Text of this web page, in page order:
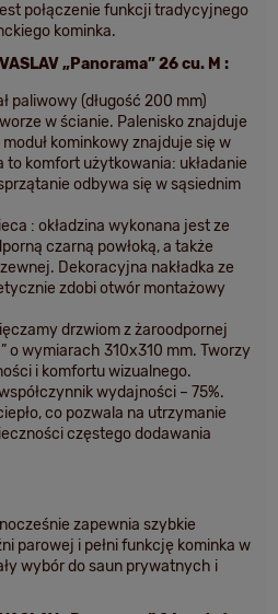
połączenie funkcji tradycyjnego
kominka.
„Panorama” 26 cu. M :
paliwowy (długość 200 mm)
w ścianie. Palenisko znajduje
kominkowy znajduje się w
to komfort użytkowania: układanie
odbywa się w sąsiednim
: okładzina wykonana jest ze
czarną powłoką, a także
Dekoracyjna nakładka ze
zdobi otwór montażowy
drzwiom z żaroodpornej
o wymiarach 310x310 mm. Tworzy
i komfortu wizualnego.
wydajności – 75%.
co pozwala na utrzymanie
częstego dodawania
zapewnia szybkie
parowej i pełni funkcję kominka w
wybór do saun prywatnych i